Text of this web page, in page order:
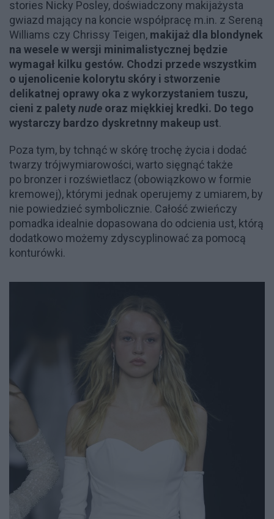
stories Nicky Posley, doświadczony makijażysta
gwiazd mający na koncie współpracę m.in. z Sereną
Williams czy Chrissy Teigen, makijaż dla blondynek
na wesele w wersji minimalistycznej będzie
wymagał kilku gestów. Chodzi przede wszystkim
o ujenolicenie kolorytu skóry i stworzenie
delikatnej oprawy oka z wykorzystaniem tuszu,
cieni z paletynude oraz miękkiej kredki. Do tego
wystarczy bardzo dyskretnny makeup ust.
Poza tym, by tchnąć w skórę trochę życia i dodać
twarzy trójwymiarowości, warto sięgnąć także
po bronzer i rozświetlacz (obowiązkowo w formie
kremowej), którymi jednak operujemy z umiarem, by
nie powiedzieć symbolicznie. Całość zwieńczy
pomadka idealnie dopasowana do odcienia ust, którą
dodatkowo możemy zdyscyplinować za pomocą
konturówki.